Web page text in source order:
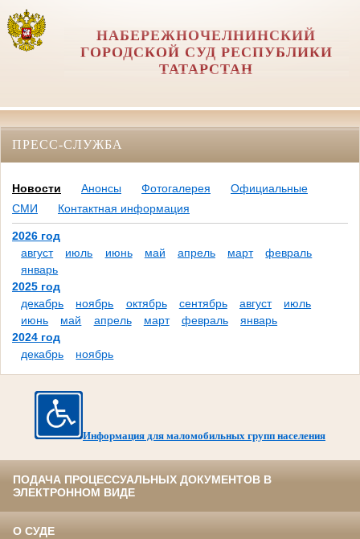
НАБЕРЕЖНОЧЕЛНИНСКИЙ
ГОРОДСКОЙ СУД РЕСПУБЛИКИ
ТАТАРСТАН
ПРЕСС-СЛУЖБА
Новости Анонсы Фотогалерея
Официальные
СМИ
Контактная информация
2026 год
август
июль июнь май апрель март
февраль
январь
2025 год
декабрь
ноябрь октябрь сентябрь август
июль
июнь
май апрель март февраль
январь
2024 год
декабрь
ноябрь
Информация для маломобильных групп населения
ПОДАЧА ПРОЦЕССУАЛЬНЫХ ДОКУМЕНТОВ В
ЭЛЕКТРОННОМ ВИДЕ
О СУДЕ